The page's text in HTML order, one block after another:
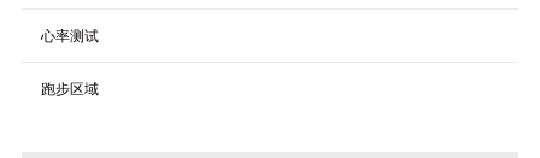
心率测试
跑步区域